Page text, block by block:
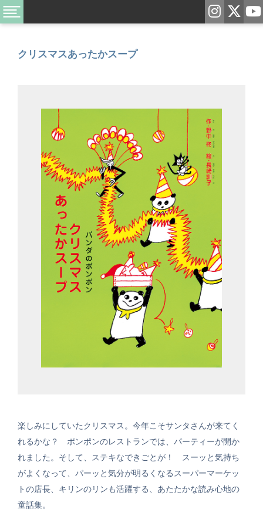
クリスマスあったかスープ
楽しみにしていたクリスマス。今年こそサンタさんが来てく
れるかな？ ポンポンのレストランでは、パーティーが開か
れました。そして、ステキなできごとが！ スーッと気持ち
がよくなって、パーッと気分が明るくなるスーパーマーケッ
トの店長、キリンのリンも活躍する、あたたかな読み心地の
童話集。